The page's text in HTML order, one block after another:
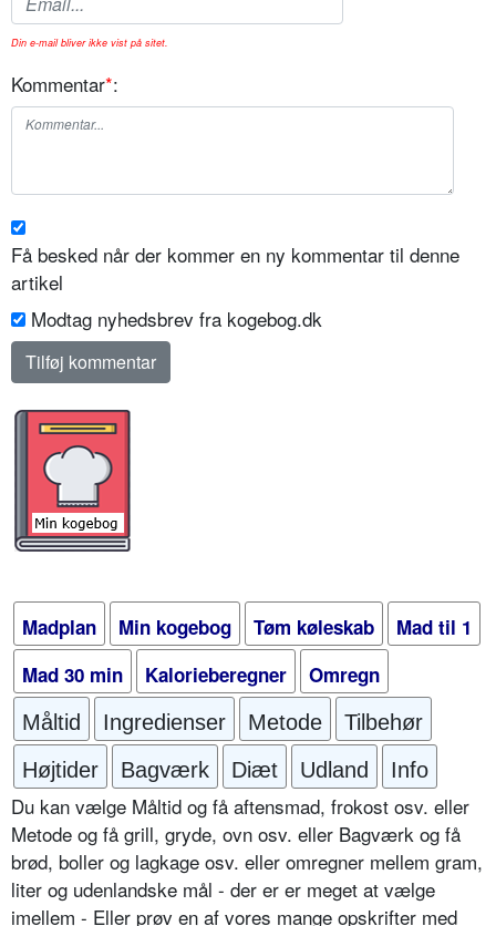
Din e-mail bliver ikke vist på sitet.
Kommentar*:
Få besked når der kommer en ny kommentar til denne
artikel
Modtag nyhedsbrev fra kogebog.dk
Madplan Min kogebog Tøm køleskab
Mad til 1
Mad 30 min
Kalorieberegner Omregn
Måltid Ingredienser Metode
Tilbehør
Højtider
Bagværk Diæt Udland Info
Du kan vælge Måltid og få aftensmad, frokost osv. eller
Metode og få grill, gryde, ovn osv. eller Bagværk og få
brød, boller og lagkage osv. eller omregner mellem gram,
liter og udenlandske mål - der er er meget at vælge
imellem - Eller prøv en af vores mange opskrifter med